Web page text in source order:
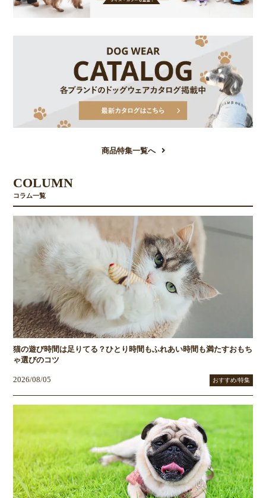
商品特集一覧へ
COLUMN
コラム一覧
猫の遊び時間は足りてる？ひとり時間もふれあい時間も満たすおもち
ゃ選びのコツ
2026/08/05 おすすめ/特集